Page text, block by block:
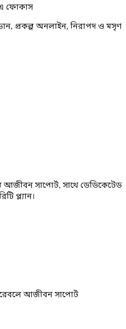
ফোকাস
প্রকল্প অনলাইন, নিরাপদ ও মসৃণ
আজীবন সাপোর্ট, সাথে ডেডিকেটেড
প্ল্যান।
আজীবন সাপোর্ট